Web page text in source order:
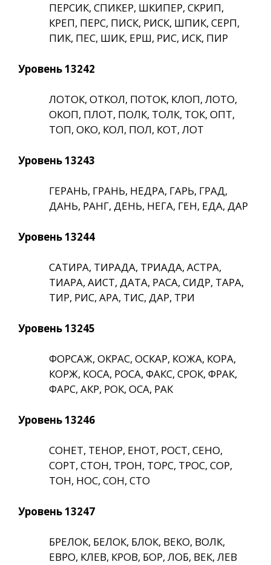
ПЕРСИК, СПИКЕР, ШКИПЕР, СКРИП,
КРЕП, ПЕРС, ПИСК, РИСК, ШПИК, СЕРП,
ПИК, ПЕС, ШИК, ЕРШ, РИС, ИСК, ПИР
Уровень 13242
ЛОТОК, ОТКОЛ, ПОТОК, КЛОП, ЛОТО,
ОКОП, ПЛОТ, ПОЛК, ТОЛК, ТОК, ОПТ,
ТОП, ОКО, КОЛ, ПОЛ, КОТ, ЛОТ
Уровень 13243
ГЕРАНЬ, ГРАНЬ, НЕДРА, ГАРЬ, ГРАД,
ДАНЬ, РАНГ, ДЕНЬ, НЕГА, ГЕН, ЕДА, ДАР
Уровень 13244
САТИРА, ТИРАДА, ТРИАДА, АСТРА,
ТИАРА, АИСТ, ДАТА, РАСА, СИДР, ТАРА,
ТИР, РИС, АРА, ТИС, ДАР, ТРИ
Уровень 13245
ФОРСАЖ, ОКРАС, ОСКАР, КОЖА, КОРА,
КОРЖ, КОСА, РОСА, ФАКС, СРОК, ФРАК,
ФАРС, АКР, РОК, ОСА, РАК
Уровень 13246
СОНЕТ, ТЕНОР, ЕНОТ, РОСТ, СЕНО,
СОРТ, СТОН, ТРОН, ТОРС, ТРОС, СОР,
ТОН, НОС, СОН, СТО
Уровень 13247
БРЕЛОК, БЕЛОК, БЛОК, ВЕКО, ВОЛК,
ЕВРО, КЛЕВ, КРОВ, БОР, ЛОБ, ВЕК, ЛЕВ